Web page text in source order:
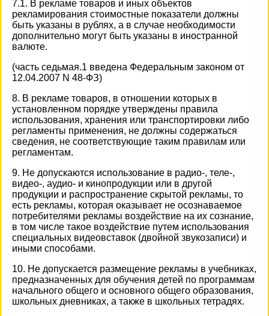
7.1. В рекламе товаров и иных объектов
рекламирования стоимостные показатели должны
быть указаны в рублях, а в случае необходимости
дополнительно могут быть указаны в иностранной
валюте.
(часть седьмая.1 введена Федеральным законом от
12.04.2007 N 48-ФЗ)
8. В рекламе товаров, в отношении которых в
установленном порядке утверждены правила
использования, хранения или транспортировки либо
регламенты применения, не должны содержаться
сведения, не соответствующие таким правилам или
регламентам.
9. Не допускаются использование в радио-, теле-,
видео-, аудио- и кинопродукции или в другой
продукции и распространение скрытой рекламы, то
есть рекламы, которая оказывает не осознаваемое
потребителями рекламы воздействие на их сознание,
в том числе такое воздействие путем использования
специальных видеовставок (двойной звукозаписи) и
иными способами.
10. Не допускается размещение рекламы в учебниках,
предназначенных для обучения детей по программам
начального общего и основного общего образования,
школьных дневниках, а также в школьных тетрадях.